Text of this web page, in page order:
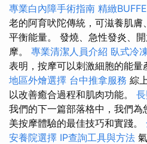
專業白內障手術指南 精緻
老的阿育吠陀傳統，可滋養肌
平衡能量。 發燒、急性發炎、
摩。 專業清潔人員介紹 臥式冷
表明，按摩可以刺激細胞的能
地區外燴選擇 台中推拿服務 綜
以改善癒合過程和肌肉功能。
我們的下一篇部落格中，我們
美按摩體驗的最佳技巧和實踐。
安養院選擇 IP查詢工具與方法